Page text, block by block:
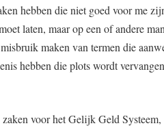
hebben die niet goed voor me
laten, maar op een of andere
maken van termen die
hebben die plots wordt
voor het Gelijk Geld Systeem,